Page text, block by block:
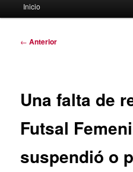
Inicio
Navegación
← Anterior
Una falta de
Futsal
suspendió o